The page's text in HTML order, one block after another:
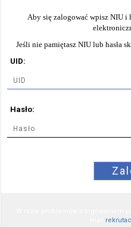
Aby się zalogować wpisz NIU i
Jeśli nie pamiętasz NIU lub hasła
UID:
Hasło: